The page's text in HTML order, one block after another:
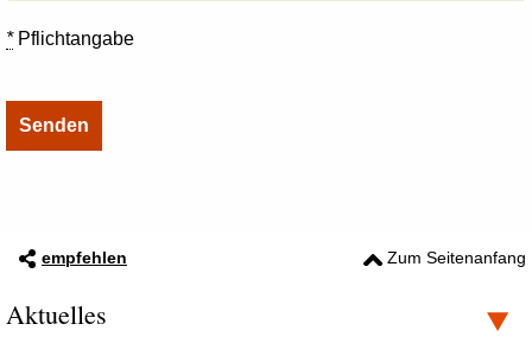
*Pflichtangabe
empfehlen Zum Seitenanfang
Aktuelles